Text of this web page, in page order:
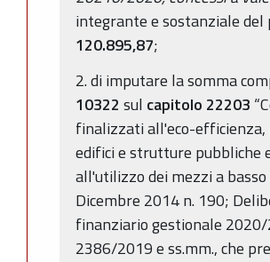
integrante e sostanziale
120.895,87;
2. di imputare la somma
10322 sul capitolo 22203
finalizzati all'eco-efficienza,
edifici e strutture pubbliche
all'utilizzo dei mezzi a
Dicembre 2014 n. 190;
finanziario gestionale
2386/2019 e ss.mm., che